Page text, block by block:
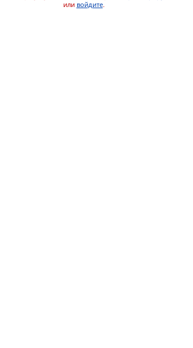
или войдите.